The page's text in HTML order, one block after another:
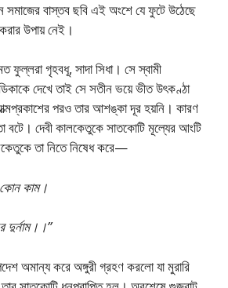
সমাজের বাস্তব ছবি এই অংশে যে ফুটে উঠেছে
উপায় নেই।
ফুল্লরা গৃহবধূ, সাদা সিধা। সে স্বামী
দেখে তাই সে সতীন ভয়ে ভীত উৎকণ্ঠা
পরও তার আশঙ্কা দূর হয়নি। কারণ
বটে। দেবী কালকেতুকে সাতকোটি মূল্যের আংটি
তা নিতে নিষেধ করে—
কোন কাম।
দুর্নাম।।”
অমান্য করে অঙ্গুরী গ্রহণ করলো যা মুরারি